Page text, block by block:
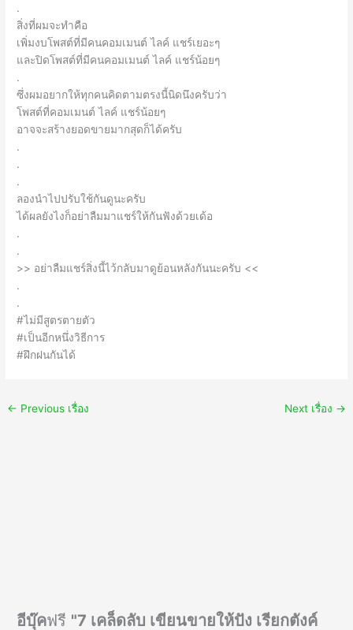
.
สิ่งที่ผมจะทำคือ
เพิ่มงบโพสต์ที่มีคนคอมเมนต์ ไลค์ แชร์เยอะๆ
และปิดโพสต์ที่มีคนคอมเมนต์ ไลค์ แชร์น้อยๆ
.
ซึ่งผมอยากให้ทุกคนคิดตามตรงนี้นิดนึงครับว่า
โพสต์ที่คอมเมนต์ ไลค์ แชร์น้อยๆ
อาจจะสร้างยอดขายมากสุดก็ได้ครับ
.
.
.
ลองนำไปปรับใช้กันดูนะครับ
ได้ผลยังไงก็อย่าลืมมาแชร์ให้กันฟังด้วยเด้อ
.
.
>> อย่าลืมแชร์สิ่งนี้ไว้กลับมาดูย้อนหลังกันนะครับ <<
.
.
#ไม่มีสูตรตายตัว
#เป็นอีกหนึ่งวิธีการ
#ฝึกฝนกันได้
← Previous เรื่อง Next เรื่อง →
อีบุ๊คฟรี "7 เคล็ดลับ เขียนขายให้ปัง เรียกตังค์